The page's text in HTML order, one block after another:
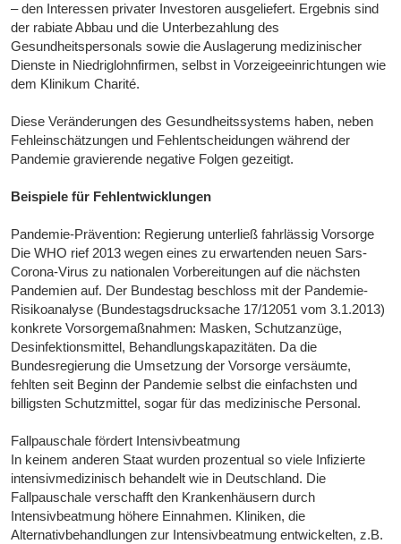
– den Interessen privater Investoren ausgeliefert. Ergebnis sind
der rabiate Abbau und die Unterbezahlung des
Gesundheitspersonals sowie die Auslagerung medizinischer
Dienste in Niedriglohnfirmen, selbst in Vorzeigeeinrichtungen wie
dem Klinikum Charité.
Diese Veränderungen des Gesundheitssystems haben, neben
Fehleinschätzungen und Fehlentscheidungen während der
Pandemie gravierende negative Folgen gezeitigt.
Beispiele für Fehlentwicklungen
Pandemie-Prävention: Regierung unterließ fahrlässig Vorsorge
Die WHO rief 2013 wegen eines zu erwartenden neuen Sars-
Corona-Virus zu nationalen Vorbereitungen auf die nächsten
Pandemien auf. Der Bundestag beschloss mit der Pandemie-
Risikoanalyse (Bundestagsdrucksache 17/12051 vom 3.1.2013)
konkrete Vorsorgemaßnahmen: Masken, Schutzanzüge,
Desinfektionsmittel, Behandlungskapazitäten. Da die
Bundesregierung die Umsetzung der Vorsorge versäumte,
fehlten seit Beginn der Pandemie selbst die einfachsten und
billigsten Schutzmittel, sogar für das medizinische Personal.
Fallpauschale fördert Intensivbeatmung
In keinem anderen Staat wurden prozentual so viele Infizierte
intensivmedizinisch behandelt wie in Deutschland. Die
Fallpauschale verschafft den Krankenhäusern durch
Intensivbeatmung höhere Einnahmen. Kliniken, die
Alternativbehandlungen zur Intensivbeatmung entwickelten, z.B.